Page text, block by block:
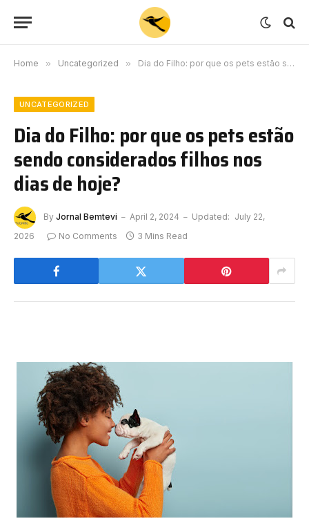
Home » Uncategorized » Dia do Filho: por que os pets estão sendo considerados filhos nos dias de hoje?
UNCATEGORIZED
Dia do Filho: por que os pets estão
sendo considerados filhos nos
dias de hoje?
By Jornal Bemtevi April 2, 2024 Updated: July 22,
2026
No Comments 3 Mins Read